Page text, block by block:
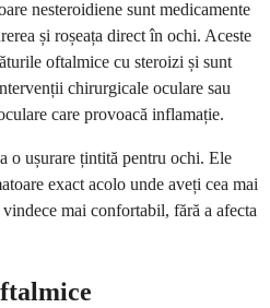
nesteroidiene sunt medicamente
și roșeața direct în ochi. Aceste
oftalmice cu steroizi și sunt
chirurgicale oculare sau
care provoacă inflamație.
o ușurare țintită pentru ochi. Ele
exact acolo unde aveți cea mai
mai confortabil, fără a afecta